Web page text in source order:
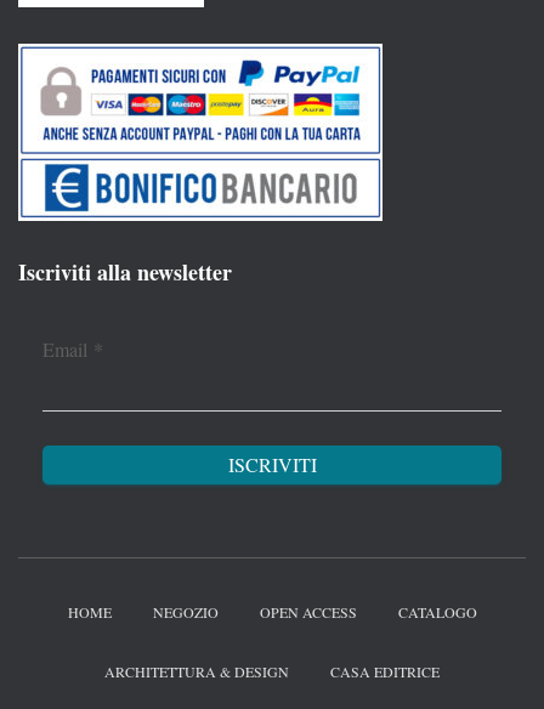
Iscriviti alla newsletter
Email *
HOME NEGOZIO OPEN ACCESS CATALOGO
ARCHITETTURA & DESIGN CASA EDITRICE